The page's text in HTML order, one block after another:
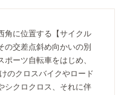
角に位置する【サイクル
の交差点斜め向かいの別
ーツ自転車をはじめ、
のクロスバイクやロード
シクロクロス、それに伴